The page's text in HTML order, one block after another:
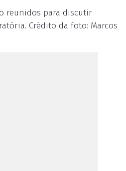
reunidos para discutir
Crédito da foto: Marcos